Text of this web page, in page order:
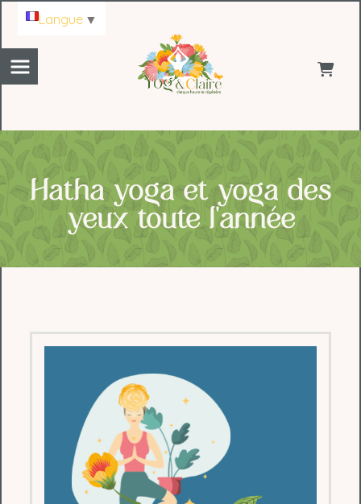
Hatha yoga et yoga des
yeux toute l'année
Langue ▼
Panneau de gestion des cookies